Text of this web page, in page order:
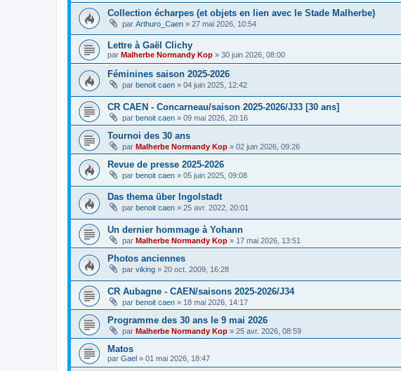
Collection écharpes (et objets en lien avec le Stade Malherbe)
par Arthuro_Caen » 27 mai 2026, 10:54
Lettre à Gaël Clichy
par Malherbe Normandy Kop » 30 juin 2026, 08:00
Féminines saison 2025-2026
par benoit caen » 04 juin 2025, 12:42
CR CAEN - Concarneau/saison 2025-2026/J33 [30 ans]
par benoit caen » 09 mai 2026, 20:16
Tournoi des 30 ans
par Malherbe Normandy Kop » 02 juin 2026, 09:26
Revue de presse 2025-2026
par benoit caen » 05 juin 2025, 09:08
Das thema über Ingolstadt
par benoit caen » 25 avr. 2022, 20:01
Un dernier hommage à Yohann
par Malherbe Normandy Kop » 17 mai 2026, 13:51
Photos anciennes
par viking » 20 oct. 2009, 16:28
CR Aubagne - CAEN/saisons 2025-2026/J34
par benoit caen » 18 mai 2026, 14:17
Programme des 30 ans le 9 mai 2026
par Malherbe Normandy Kop » 25 avr. 2026, 08:59
Matos
par Gael » 01 mai 2026, 18:47